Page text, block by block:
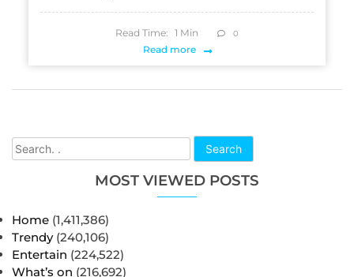
Search
MOST VIEWED POSTS
Home (1,411,386)
Trendy (240,106)
Entertain (224,522)
What’s on (216,692)
Read Time: 1 Min 0
Read more